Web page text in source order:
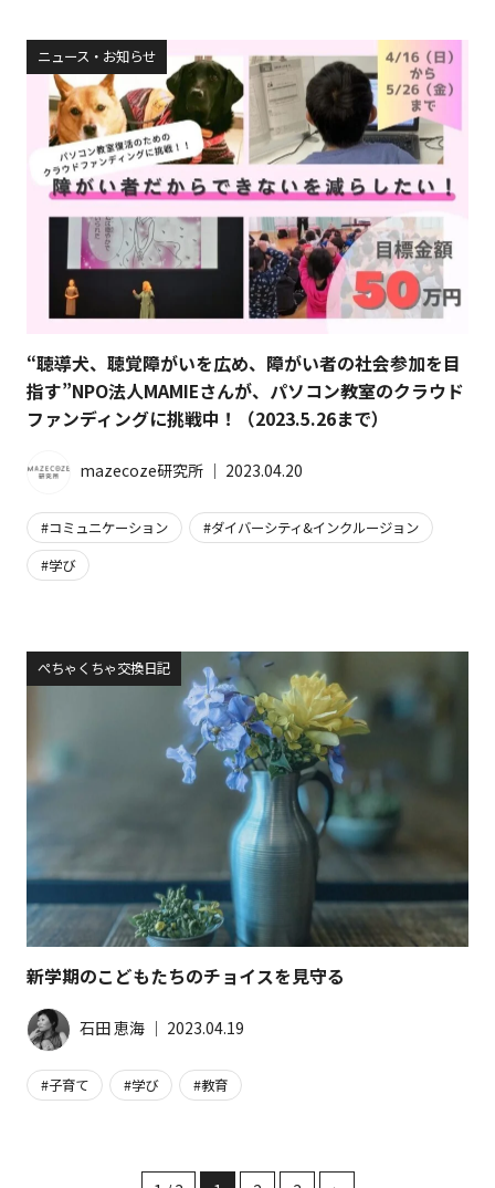
“聴導犬、聴覚障がいを広め、障がい者の社会参加を目
指す”NPO法人MAMIEさんが、パソコン教室のクラウド
ファンディングに挑戦中！（2023.5.26まで）
ニュース・お知らせ
mazecoze研究所 │ 2023.04.20
コミュニケーション
ダイバーシティ&インクルージョン
学び
新学期のこどもたちのチョイスを見守る
ぺちゃくちゃ交換日記
石田 恵海 │ 2023.04.19
子育て 学び 教育